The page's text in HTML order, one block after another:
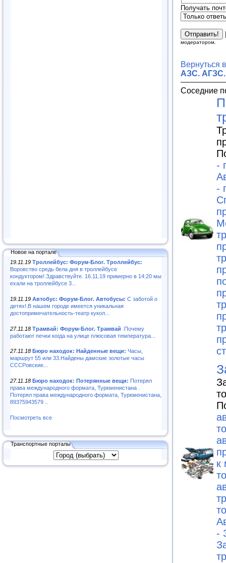
Новое на портале
19.11.19 Троллейбус: Форум-Блог. Троллейбус:
Воровство средь бела дня в троллейбусе
кондуктором!.Здравствуйте. 16.11.19 примерно в 14:20 мы
ехали на троллейбусе 3...
19.11.19 Автобус: Форум-Блог. Автобусы: С заботой о
детях!.В нашем городе имеется уникальная
достопримечательность-театр кукол...
27.11.18 Трамвай: Форум-Блог. Трамвай .Почему
работают печки когда на улице плюсовая температура...
27.11.18 Бюро находок: Найденные вещи: Часы,
маршрут 55 или 33.Найдены дамские золотые часы
СССРовские...
27.11.18 Бюро находок: Потерянные вещи: Потерял
права международного формата, Туркменистана .
Потерял права международного формата, Туркменистана,
89375943579 ..
Посмотреть все
Транспортные порталы
Получать
модератором.
Вернуться
АЗС. АГЗС.
Соседние
-
-
к
-